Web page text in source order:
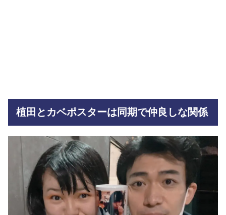
植田とカベポスターは同期で仲良しな関係